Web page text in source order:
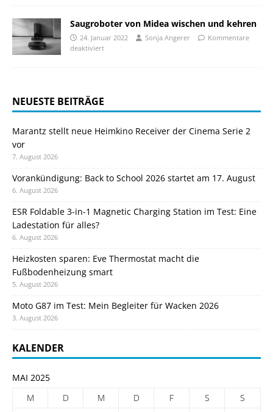
Saugroboter von Midea wischen und kehren
24. Januar 2022 Sonja Angerer
Kommentare
deaktiviert
NEUESTE BEITRÄGE
Marantz stellt neue Heimkino Receiver der Cinema Serie 2
vor
7. August 2026
Vorankündigung: Back to School 2026 startet am 17. August
6. August 2026
ESR Foldable 3-in-1 Magnetic Charging Station im Test: Eine
Ladestation für alles?
6. August 2026
Heizkosten sparen: Eve Thermostat macht die
Fußbodenheizung smart
5. August 2026
Moto G87 im Test: Mein Begleiter für Wacken 2026
3. August 2026
KALENDER
MAI 2025
M
D M D F S S